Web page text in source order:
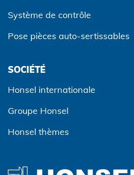
Système de contrôle
Pose pièces auto-sertissables
SOCIÉTÉ
Honsel internationale
Groupe Honsel
Honsel thèmes